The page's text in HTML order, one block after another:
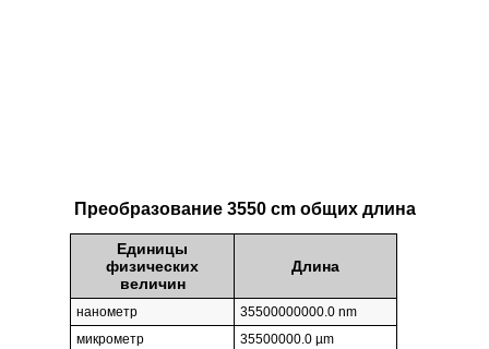
Преобразование 3550 cm общих длина
Единицы
физических
величин
Длина
нанометр
35500000000.0 nm
микрометр
35500000.0 µm